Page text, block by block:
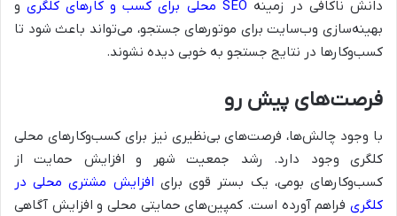
دانش ناکافی در زمینه SEO محلی برای کسب و کارهای کلگری
و
بهینه‌سازی وب‌سایت برای موتورهای جستجو، می‌تواند باعث شود تا
کسب‌وکارها در نتایج جستجو به خوبی دیده نشوند.
فرصت‌های پیش رو
با وجود چالش‌ها، فرصت‌های بی‌نظیری نیز برای کسب‌وکارهای محلی
کلگری وجود دارد. رشد جمعیت شهر و افزایش حمایت از
کسب‌وکارهای بومی، یک بستر قوی برای افزایش مشتری محلی در
کلگری فراهم آورده است. کمپین‌های حمایتی محلی و افزایش آگاهی